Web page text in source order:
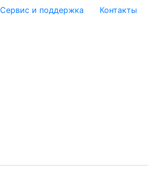
Сервис и поддержка Контакты